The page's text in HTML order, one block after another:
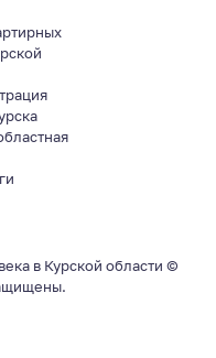
в Курской области ©